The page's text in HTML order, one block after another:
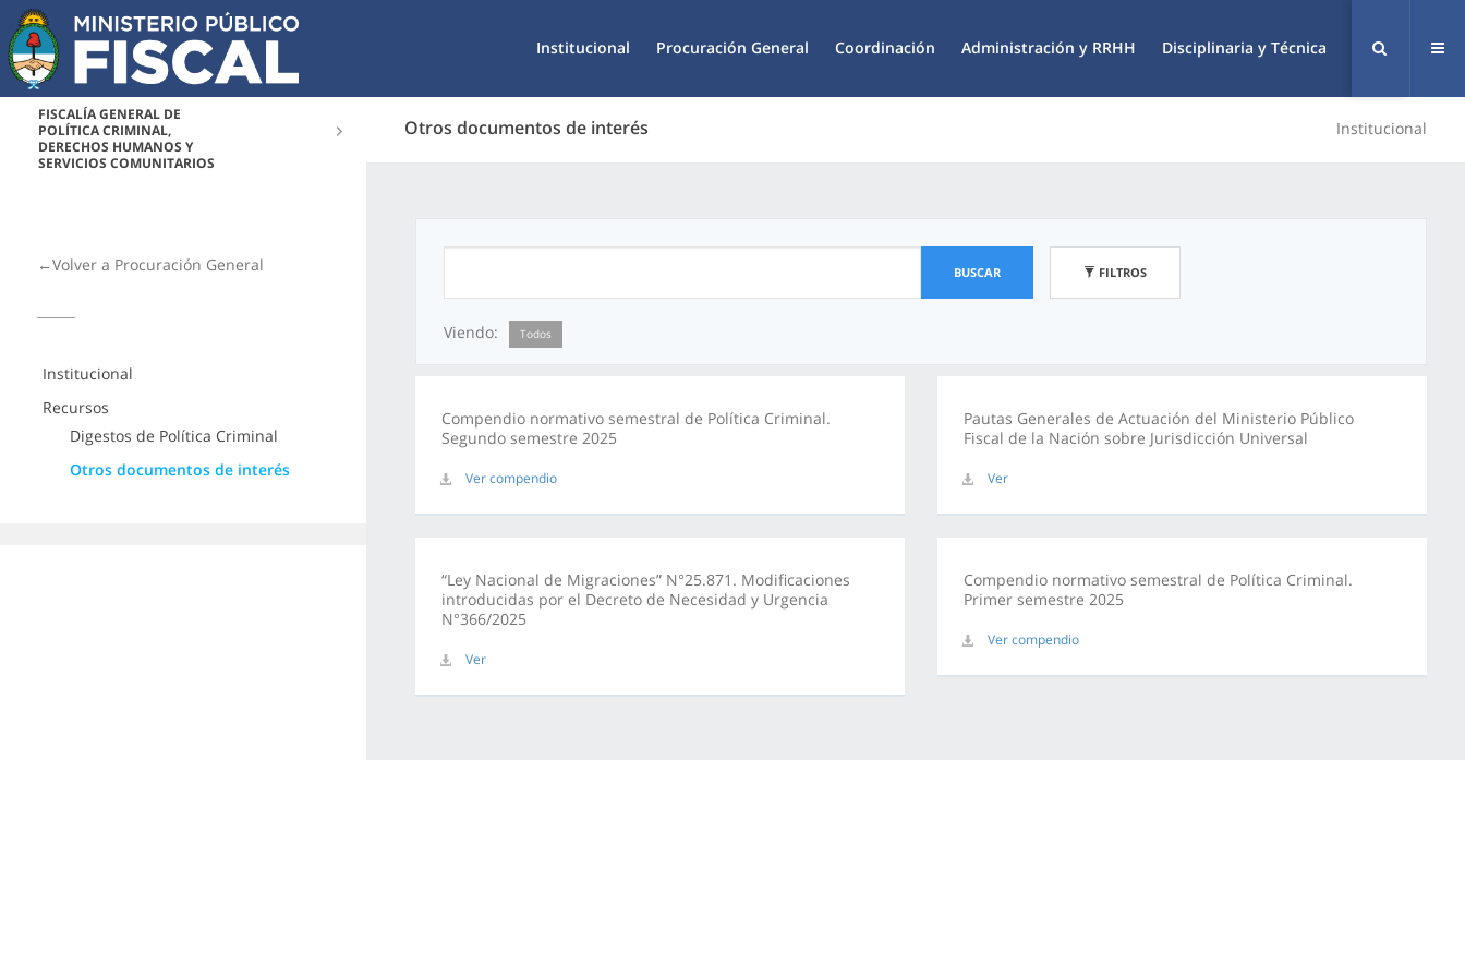
Institucional Procuración General Coordinación Administración y RRHH Disciplinaria y Técnica
FISCALÍA GENERAL DE
POLÍTICA CRIMINAL,
DERECHOS HUMANOS Y
SERVICIOS COMUNITARIOS
Otros documentos de interés Institucional
←Volver a Procuración General
Institucional
Recursos
Digestos de Política Criminal
Otros documentos de interés
BUSCAR FILTROS
Viendo: Todos
Compendio normativo semestral de Política Criminal.
Segundo semestre 2025
Ver compendio
Pautas Generales de Actuación del Ministerio Público
Fiscal de la Nación sobre Jurisdicción Universal
Ver
“Ley Nacional de Migraciones” N°25.871. Modificaciones
introducidas por el Decreto de Necesidad y Urgencia
N°366/2025
Ver
Compendio normativo semestral de Política Criminal.
Primer semestre 2025
Ver compendio